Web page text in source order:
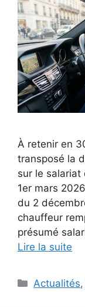
À retenir en
transposé la
sur le salariat
1er mars
du 2
chauffeur
présumé
Lire la suite
Catégories
Actualités,